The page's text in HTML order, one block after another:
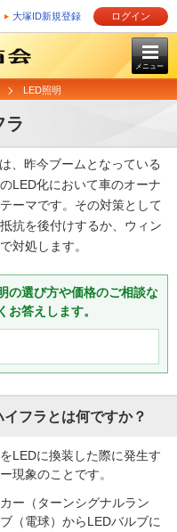
大塚ID新規登録 ログイン
メニュー
LED照明
ラ
、昨今ブームとなっている
LED化において車のオーナ
ーマです。その対策として
抗を後付けするか、ウィン
対処します。
の選び方や価格のご相談な
お答えします。
フラとは何ですか？
LEDに換装した際に発生す
現象のことです。
ー（ターンシグナルラン
（電球）からLEDバルブに